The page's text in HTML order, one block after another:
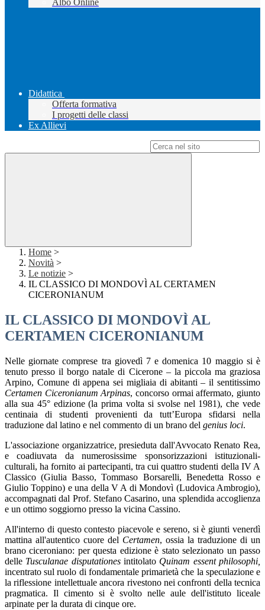
Albo Online
Didattica
Offerta formativa
I progetti delle classi
Ex Allievi
Home >
Novità >
Le notizie >
IL CLASSICO DI MONDOVÌ AL CERTAMEN
CICERONIANUM
IL CLASSICO DI MONDOVÌ AL
CERTAMEN CICERONIANUM
Nelle giornate comprese tra giovedì 7 e domenica 10 maggio si è
tenuto presso il borgo natale di Cicerone –la piccola ma graziosa
Arpino, Comune di appena sei migliaia di abitanti– il sentitissimo
Certamen Ciceronianum Arpinas, concorso ormai affermato, giunto
alla sua 45° edizione (la prima volta si svolse nel 1981), che vede
centinaia di studenti provenienti da tutt’Europa sfidarsi nella
traduzione dal latino e nel commento di un brano del genius loci.
L'associazione organizzatrice, presieduta dall'Avvocato Renato Rea,
e coadiuvata da numerosissime sponsorizzazioni istituzionali-
culturali, ha fornito ai partecipanti, tra cui quattro studenti della IV A
Classico (Giulia Basso, Tommaso Borsarelli, Benedetta Rosso e
Giulio Toppino) e una della V A di Mondovì (Ludovica Ambrogio),
accompagnati dal Prof. Stefano Casarino, una splendida accoglienza
e un ottimo soggiorno presso la vicina Cassino.
All'interno di questo contesto piacevole e sereno, si è giunti venerdì
mattina all'autentico cuore del Certamen, ossia la traduzione di un
brano ciceroniano: per questa edizione è stato selezionato un passo
delle Tusculanae disputationesintitolato Quinam essent philosophi,
incentrato sul ruolo di fondamentale primarietà che la speculazione e
la riflessione intellettuale ancora rivestono nei confronti della tecnica
pragmatica. Il cimento si è svolto nelle aule dell'istituto liceale
arpinate per la durata di cinque ore.